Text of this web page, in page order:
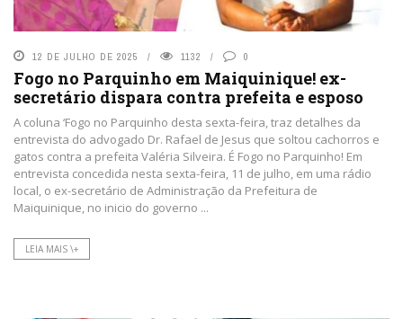
12 DE JULHO DE 2025 1132 0
Fogo no Parquinho em Maiquinique! ex-
secretário dispara contra prefeita e esposo
A coluna ‘Fogo no Parquinho desta sexta-feira, traz detalhes da
entrevista do advogado Dr. Rafael de Jesus que soltou cachorros e
gatos contra a prefeita Valéria Silveira. É Fogo no Parquinho! Em
entrevista concedida nesta sexta-feira, 11 de julho, em uma rádio
local, o ex-secretário de Administração da Prefeitura de
Maiquinique, no inicio do governo ...
LEIA MAIS \+